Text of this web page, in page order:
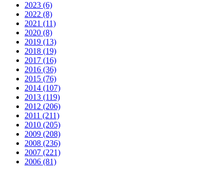
2023 (6)
2022 (8)
2021 (11)
2020 (8)
2019 (13)
2018 (19)
2017 (16)
2016 (36)
2015 (76)
2014 (107)
2013 (119)
2012 (206)
2011 (211)
2010 (205)
2009 (208)
2008 (236)
2007 (221)
2006 (81)